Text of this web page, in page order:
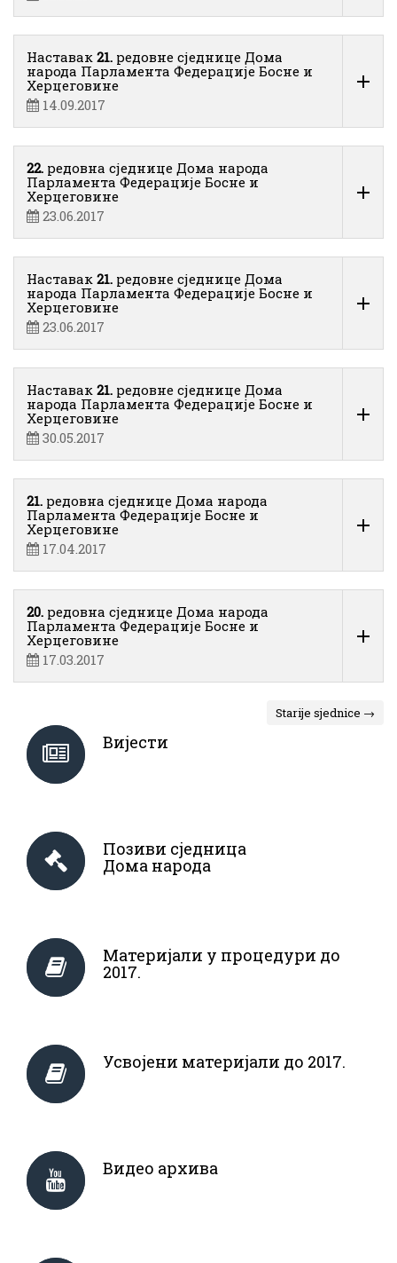
Наставак 21. редовне сједнице Дома
народа Парламента Федерације Босне и
Херцеговине
14.09.2017
22. редовна сједнице Дома народа
Парламента Федерације Босне и
Херцеговине
23.06.2017
Наставак 21. редовне сједнице Дома
народа Парламента Федерације Босне и
Херцеговине
23.06.2017
Наставак 21. редовне сједнице Дома
народа Парламента Федерације Босне и
Херцеговине
30.05.2017
21. редовна сједнице Дома народа
Парламента Федерације Босне и
Херцеговине
17.04.2017
20. редовна сједнице Дома народа
Парламента Федерације Босне и
Херцеговине
17.03.2017
Starije sjednice →
Вијести
Позиви сједница
Дома народа
Материјали у процедури до
2017.
Усвојени материјали до 2017.
Видео архива